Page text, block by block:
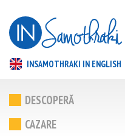
INSAMOTHRAKI IN ENGLISH
DESCOPERĂ
CAZARE